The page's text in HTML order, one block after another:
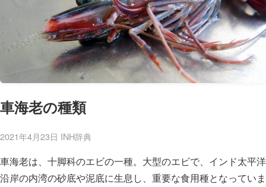
車海老の種類
2021年4月23日 INH辞典
車海老は、十脚科のエビの一種。大型のエビで、インド太平洋
沿岸の内湾の砂底や泥底に生息し、重要な食用種となっていま